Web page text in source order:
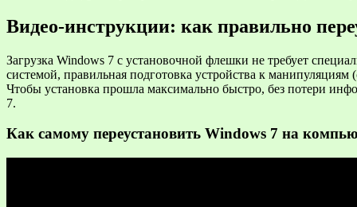
Видео-инструкции: как правильно
Загрузка Windows 7 с установочной флешки не требует
системой, правильная подготовка устройства к
Чтобы установка прошла максимально быстро, без потери
7.
Как самому переустановить Windows 7 на